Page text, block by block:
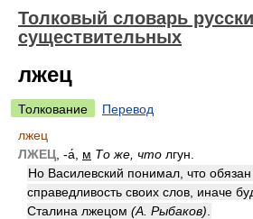
Толковый словарь
существительных
лжец
Толкование
Перевод
лжец
ЛЖЕЦ , -а́, м То же, что лгун.
Но Василевский понимал, что обязан
справедливость своих слов, иначе
Сталина лжецом (А. Рыбаков)